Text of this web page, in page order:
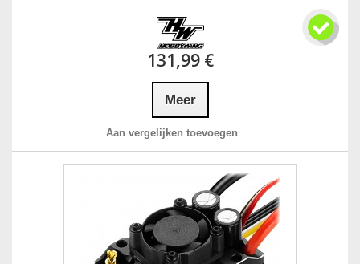
131,99 €
Meer
Aan vergelijken toevoegen